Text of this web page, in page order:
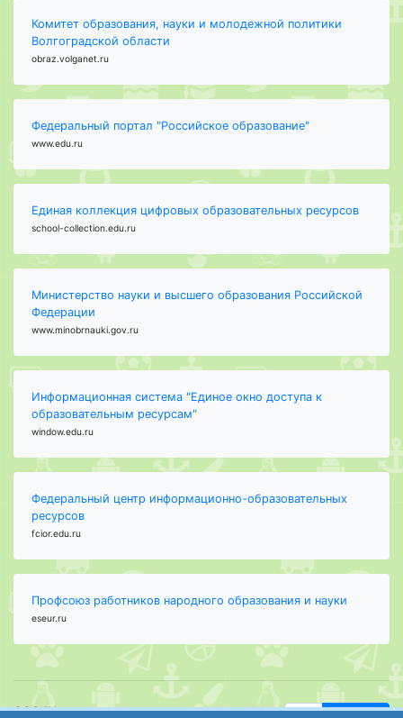
Комитет образования, науки и молодежной политики
Волгоградской области
obraz.volganet.ru
Федеральный портал "Российское образование"
www.edu.ru
Единая коллекция цифровых образовательных ресурсов
school-collection.edu.ru
Министерство науки и высшего образования Российской
Федерации
www.minobrnauki.gov.ru
Информационная система "Единое окно доступа к
образовательным ресурсам"
window.edu.ru
Федеральный центр информационно-образовательных
ресурсов
fcior.edu.ru
Профсоюз работников народного образования и науки
eseur.ru
ООО "Центр